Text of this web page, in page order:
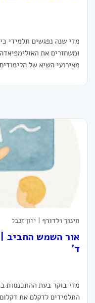
מדי שנה נפגשים תלמידי
ומשחזרים את
מאירועי השיא של
חינוך ולדורף | ירון זנבל
אור השמש החביב
ד'
מדי בוקר בעת ההתכנסות
התלמידים לדקלם את